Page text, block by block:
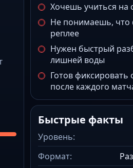
Хочешь учиться на
Не понимаешь, что
реплее
Нужен быстрый
лишней воды
Готов фиксировать
после каждого
Быстрые факты
Уровень:
Формат: